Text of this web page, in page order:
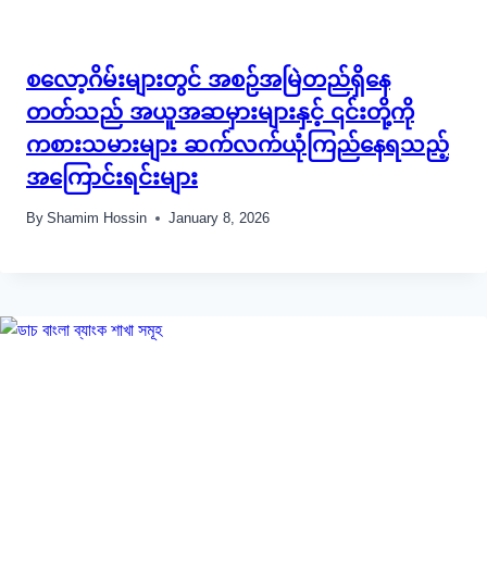
စလော့ဂိမ်းများတွင် အစဉ်အမြဲတည်ရှိနေ
တတ်သည် အယူအဆမှားများနှင့် ၎င်းတို့ကို
ကစားသမားများ ဆက်လက်ယုံကြည်နေရသည့်
အကြောင်းရင်းများ
By Shamim Hossin January 8, 2026